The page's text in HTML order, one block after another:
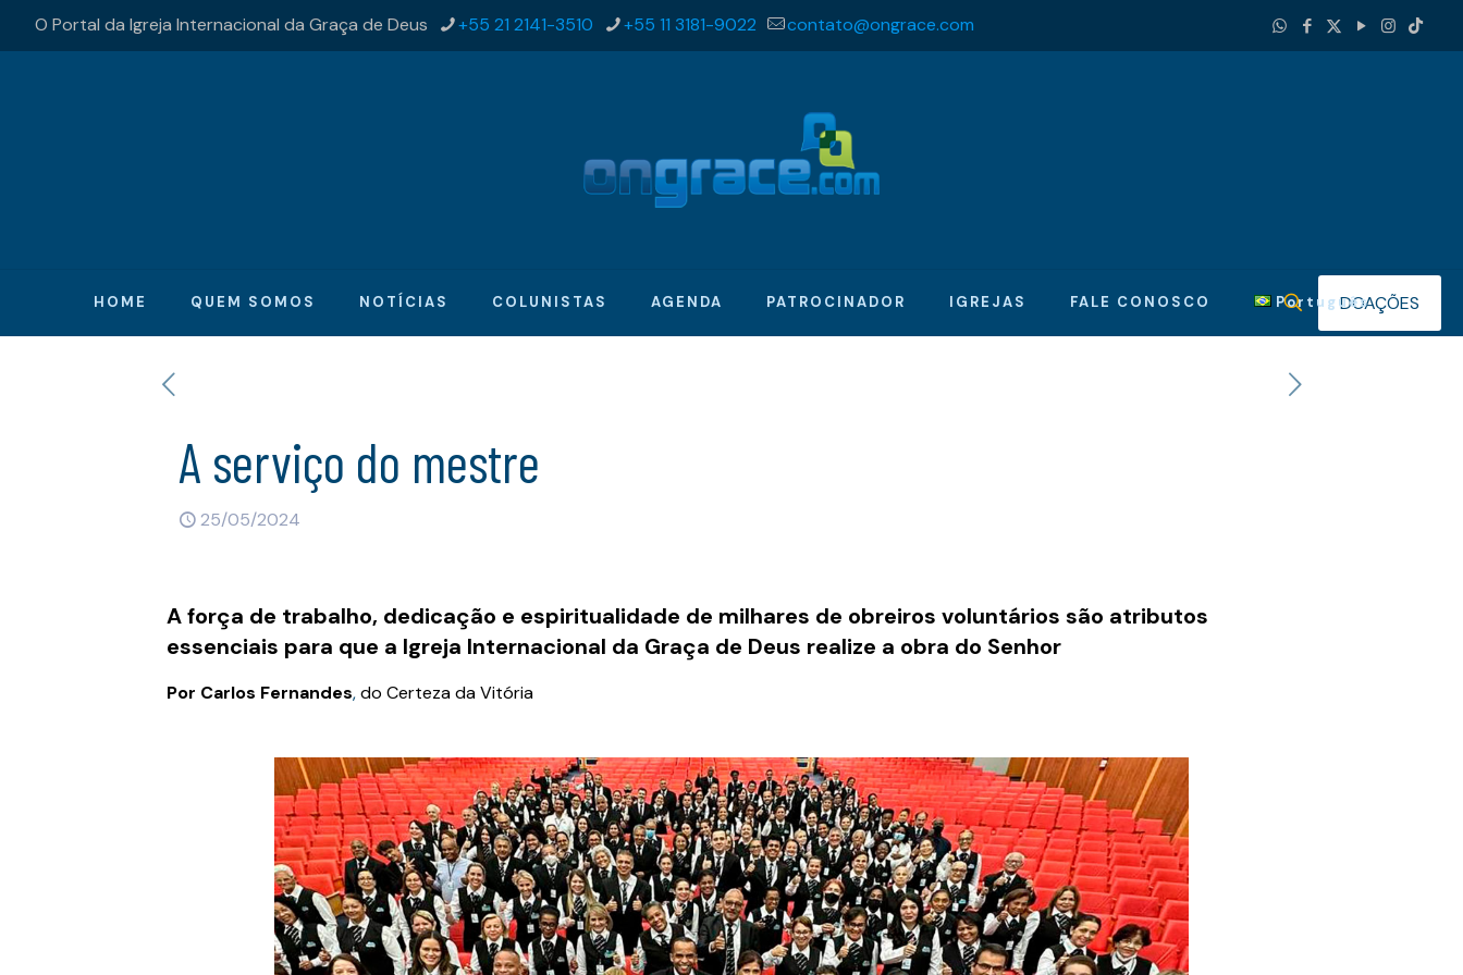
O Portal da Igreja Internacional da Graça de Deus +55 21 2141-3510 +55 11 3181-9022 contato@ongrace.com
HOME QUEM SOMOS NOTÍCIAS COLUNISTAS AGENDA PATROCINADOR IGREJAS FALE CONOSCO PortuguêsDOAÇÕES
A serviço do mestre
25/05/2024
A força de trabalho, dedicação e espiritualidade de milhares de obreiros voluntários são atributos
essenciais para que a Igreja Internacional da Graça de Deus realize a obra do Senhor
Por Carlos Fernandes,do Certeza da Vitória